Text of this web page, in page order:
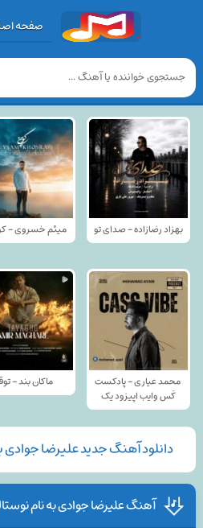
صفحه
بهزاد رضازاده - صدای تو میثم خسروی -
محمد عیاری - پادکست
کَس وایب اپیزود یک
ماکان بند -
دانلود آهنگ جدید علیرضا
آهنگ علیرضا جوادی به نام